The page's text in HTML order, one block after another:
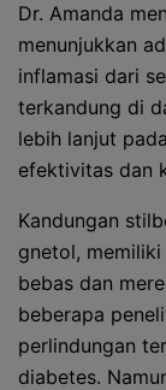
Dr. Amanda
menunjukkan
inflamasi dari
terkandung di
lebih lanjut
efektivitas dan
Kandungan
gnetol,
bebas dan
beberapa
perlindungan
diabetes.